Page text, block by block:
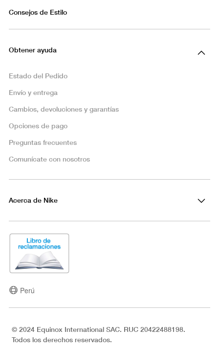
Consejos de Estilo
Obtener ayuda
Estado del Pedido
Envío y entrega
Cambios, devoluciones y garantías
Opciones de pago
Preguntas frecuentes
Comunícate con nosotros
Acerca de Nike
Perú
© 2024 Equinox International SAC. RUC 20422488198.
Todos los derechos reservados.